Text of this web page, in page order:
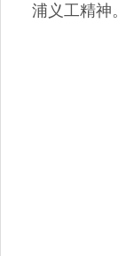
浦义工精神。